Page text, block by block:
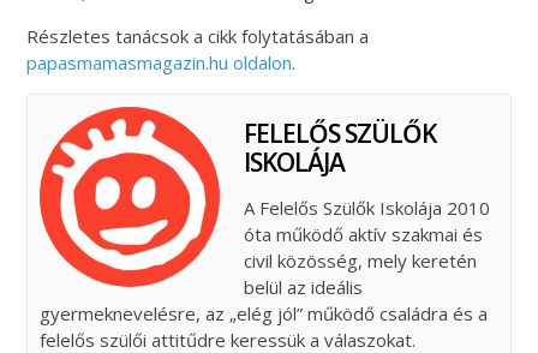
Részletes tanácsok a cikk folytatásában a
papasmamasmagazin.hu oldalon.
FELELŐS SZÜLŐK
ISKOLÁJA
A Felelős Szülők Iskolája 2010
óta működő aktív szakmai és
civil közösség, mely keretén
belül az ideális
gyermeknevelésre, az „elég jól” működő családra és a
felelős szülői attitűdre keressük a válaszokat.